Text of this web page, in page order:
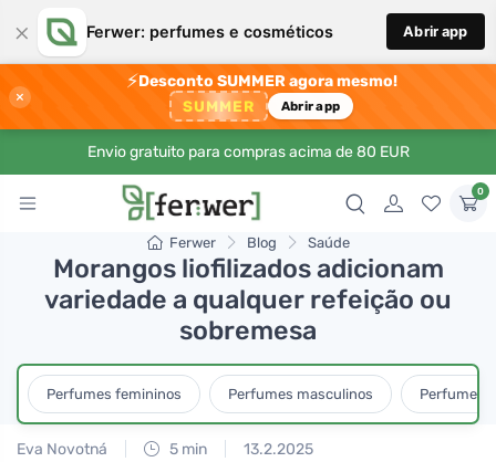
× Ferwer: perfumes e cosméticos Abrir app
×
⚡Desconto SUMMER agora mesmo!
SUMMER Abrir app
Envio gratuito para compras acima de 80 EUR
0
Ferwer Blog Saúde
Morangos liofilizados adicionam
variedade a qualquer refeição ou
sobremesa
Perfumes femininos Perfumes masculinos Perfumes
Eva Novotná 5 min 13.2.2025